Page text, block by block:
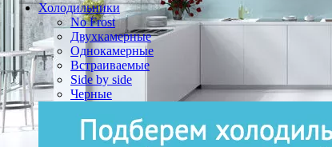
Холодильники
No Frost
Двухкамерные
Однокамерные
Встраиваемые
Side by side
Черные